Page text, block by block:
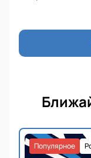
Популярное